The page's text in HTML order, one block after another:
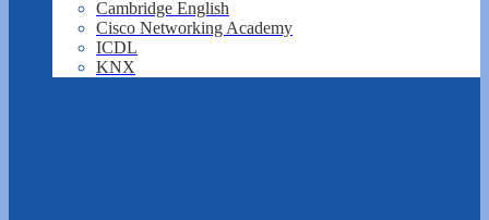
Cambridge English
Cisco Networking Academy
ICDL
KNX